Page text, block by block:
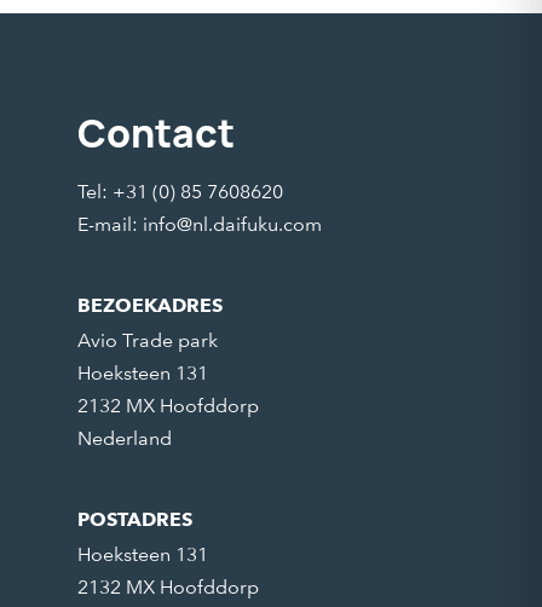
Contact
Tel: +31 (0) 85 7608620
E-mail: info@nl.daifuku.com
BEZOEKADRES
Avio Trade park
Hoeksteen 131
2132 MX Hoofddorp
Nederland
POSTADRES
Hoeksteen 131
2132 MX Hoofddorp